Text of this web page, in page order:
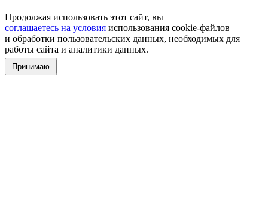
Продолжая использовать этот сайт, вы
соглашаетесь на условия использования cookie-файлов
и обработки пользовательских данных, необходимых для
работы сайта и аналитики данных.
Принимаю